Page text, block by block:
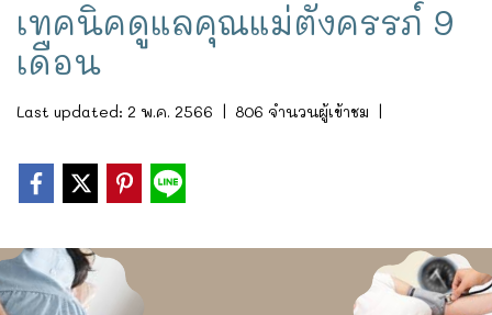
เทคนิคดูแลคุณแม่ตั้งครรภ์ 9
เดือน
Last updated: 2 พ.ค. 2566 | 806 จำนวนผู้เข้าชม |